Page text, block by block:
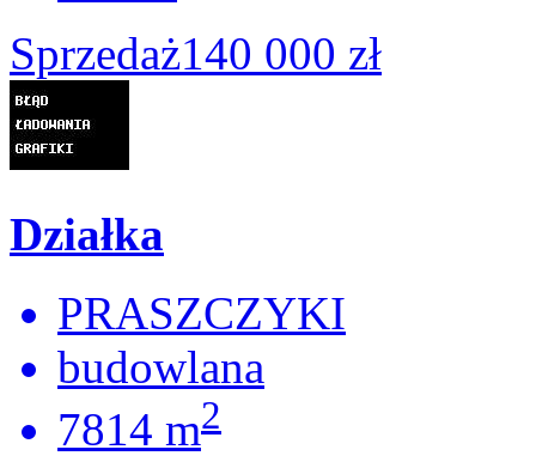
Sprzedaż140 000 zł
Działka
PRASZCZYKI
budowlana
7814 m2